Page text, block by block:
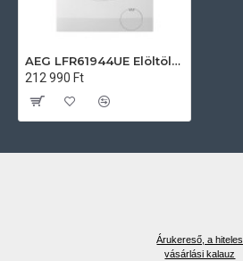
AEG LFR61944UE Elöltöltős mosógép
212 990 Ft
Árukereső, a hiteles
vásárlási kalauz